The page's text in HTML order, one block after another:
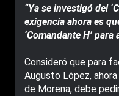
“Ya se investigó del
exigencia ahora es
‘Comandante H’ para
Consideró que para
Augusto López,
de Morena, debe